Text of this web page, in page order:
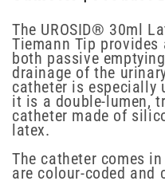
The UROSID® 30ml
Tiemann Tip
both passive
drainage of the
catheter is especially
it is a double-lumen,
catheter made of
latex.
The catheter comes
are colour-coded and